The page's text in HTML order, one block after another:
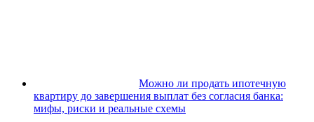
Можно ли продать ипотечную
квартиру до завершения выплат без согласия банка:
мифы, риски и реальные схемы